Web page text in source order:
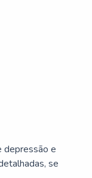
depressão e
se